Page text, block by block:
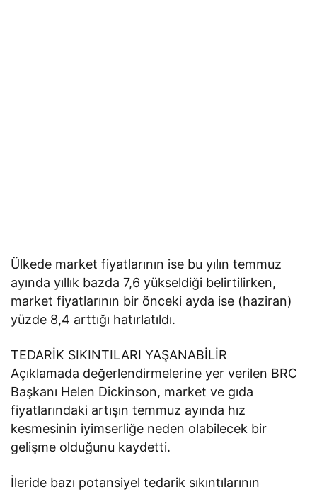
Ülkede market fiyatlarının ise bu yılın temmuz
ayında yıllık bazda 7,6 yükseldiği belirtilirken,
market fiyatlarının bir önceki ayda ise (haziran)
yüzde 8,4 arttığı hatırlatıldı.
TEDARİK SIKINTILARI YAŞANABİLİR
Açıklamada değerlendirmelerine yer verilen BRC
Başkanı Helen Dickinson, market ve gıda
fiyatlarındaki artışın temmuz ayında hız
kesmesinin iyimserliğe neden olabilecek bir
gelişme olduğunu kaydetti.
İleride bazı potansiyel tedarik sıkıntılarının